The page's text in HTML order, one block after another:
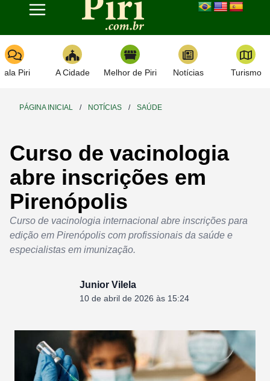
Toggle navigation
Piri A Cidade Melhor de Piri Notícias Turismo
PÁGINA INICIAL / NOTÍCIAS / SAÚDE
Curso de vacinologia
abre inscrições em
Pirenópolis
Curso de vacinologia internacional abre inscrições para
edição em Pirenópolis com profissionais da saúde e
especialistas em imunização.
Junior Vilela
10 de abril de 2026 às 15:24